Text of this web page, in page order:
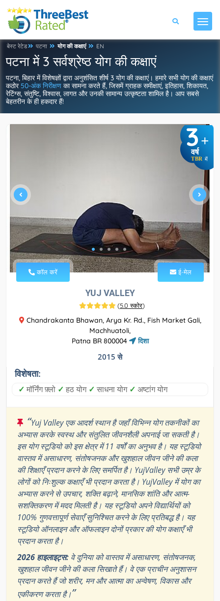
बेस्ट रेटेड पटना योग की कक्षाएं EN
पटना में 3 सर्वश्रेष्ठ योग की कक्षाएं
पटना, बिहार में विशेषज्ञों द्वारा अनुशंसित शीर्ष 3 योग की कक्षाएं। हमारे सभी योग की कक्षाएं
कठोर 50-अंक निरीक्षण का सामना करते हैं, जिसमें ग्राहक समीक्षाएं, इतिहास, शिकायत,
रेटिंग्स, संतुष्टि, विश्वास, लागत और उनकी सामान्य उत्कृष्टता शामिल है। आप सबसे
बेहतरीन के ही हकदार हैं!
3+
वर्ष
TBR में
कॉल करें ई-मेल
YUJ VALLEY
(5.0 स्कोर)
Chandrakanta Bhawan, Arya Kr. Rd., Fish Market Gali,
Machhuatoli,
Patna BR 800004
दिशा
2015 से
विशेषता:
✓ मॉर्निंग फ़्लो ✓ हठ योग ✓ साधना योग ✓ अष्टांग योग
“Yuj Valley एक आदर्श स्थान है जहाँ विभिन्न योग तकनीकों का
अभ्यास करके स्वस्थ और संतुलित जीवनशैली अपनाई जा सकती है।
इस योग स्टूडियो को इस क्षेत्र में 11 वर्षों का अनुभव है। यह स्टूडियो
वास्तव में असाधारण, संतोषजनक और खुशहाल जीवन जीने की कला
की शिक्षाएँ प्रदान करने के लिए समर्पित है। YujValley सभी उम्र के
लोगों को निःशुल्क कक्षाएँ भी प्रदान करता है। YujValley में योग का
अभ्यास करने से उपचार, शक्ति बढ़ाने, मानसिक शांति और आत्म-
सशक्तिकरण में मदद मिलती है। यह स्टूडियो अपने विद्यार्थियों को
100% गुणवत्तापूर्ण सेवाएँ सुनिश्चित करने के लिए प्रतिबद्ध है। यह
स्टूडियो ऑनलाइन और ऑफलाइन दोनों प्रकार की योग कक्षाएँ भी
प्रदान करता है।
2026 हाइलाइट्स: वे दुनिया को वास्तव में असाधारण, संतोषजनक,
खुशहाल जीवन जीने की कला सिखाते हैं। वे एक प्राचीन अनुशासन
प्रदान करते हैं जो शरीर, मन और आत्मा का अन्वेषण, विकास और
एकीकरण करता है।”